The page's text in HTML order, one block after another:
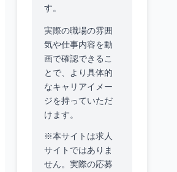
す。
実際の職場の雰囲
気や仕事内容を動
画で確認できるこ
とで、より具体的
なキャリアイメー
ジを持っていただ
けます。
※本サイトは求人
サイトではありま
せん。実際の応募